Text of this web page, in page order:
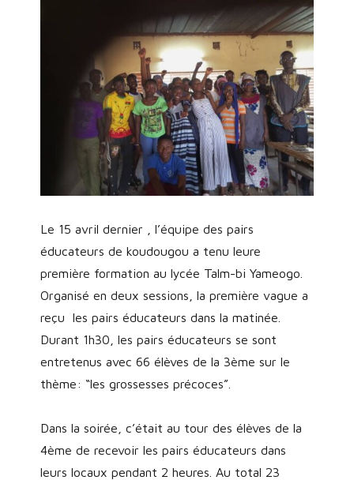
Le 15 avril dernier , l’équipe des pairs
éducateurs de koudougou a tenu leure
première formation au lycée Talm-bi Yameogo.
Organisé en deux sessions, la première vague a
reçu les pairs éducateurs dans la matinée.
Durant 1h30, les pairs éducateurs se sont
entretenus avec 66 élèves de la 3ème sur le
thème: “les grossesses précoces”.
Dans la soirée, c’était au tour des élèves de la
4ème de recevoir les pairs éducateurs dans
leurs locaux pendant 2 heures. Au total 23